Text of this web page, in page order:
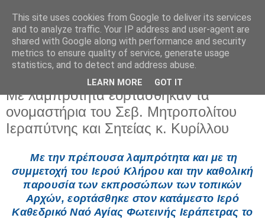
Κυριακή 15 Ιουνίου 2025
Με λαμπρότητα εορτάσθηκαν τα
ονομαστήρια του Σεβ. Μητροπολίτου
Ιεραπύτνης και Σητείας κ. Κυρίλλου
Με την πρέπουσα λαμπρότητα και με τη
συμμετοχή του Ιερού Κλήρου και την καθολική
παρουσία των εκπροσώπων των τοπικών
Αρχών, εορτάσθηκε στον κατάμεστο Ιερό
Καθεδρικό Ναό Αγίας Φωτεινής Ιεράπετρας το
This site uses cookies from Google to deliver its services
and to analyze traffic. Your IP address and user-agent are
shared with Google along with performance and security
metrics to ensure quality of service, generate usage
statistics, and to detect and address abuse.
LEARN MORE GOT IT